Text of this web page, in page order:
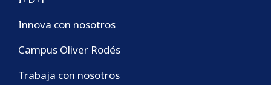
Innova con nosotros
Campus Oliver Rodés
Trabaja con nosotros